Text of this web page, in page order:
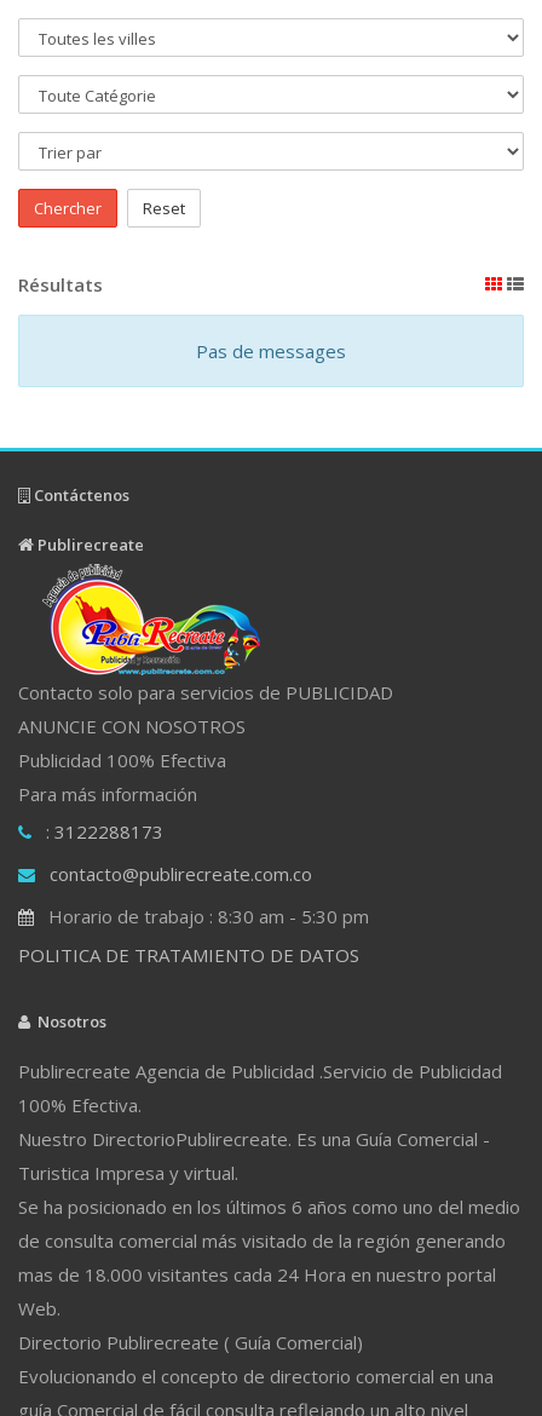
Chercher Reset
Résultats
Pas de messages
Contáctenos
Publirecreate
Contacto solo para servicios de PUBLICIDAD
ANUNCIE CON NOSOTROS
Publicidad 100% Efectiva
Para más información
: 3122288173
contacto@publirecreate.com.co
Horario de trabajo : 8:30 am - 5:30 pm
POLITICA DE TRATAMIENTO DE DATOS
Nosotros
Publirecreate Agencia de Publicidad .Servicio de Publicidad
100% Efectiva.
Nuestro DirectorioPublirecreate. Es una Guía Comercial -
Turistica Impresa y virtual.
Se ha posicionado en los últimos 6 años como uno del medio
de consulta comercial más visitado de la región generando
mas de 18.000 visitantes cada 24 Hora en nuestro portal
Web.
Directorio Publirecreate ( Guía Comercial)
Evolucionando el concepto de directorio comercial en una
guía Comercial de fácil consulta reflejando un alto nivel